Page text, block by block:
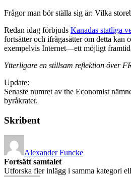
Frågor man bör ställa sig är: Vilka
Redan idag förbjuds Kanadas statliga
fortsätter och ifrågasätter om detta kan
exempelvis Internet—ett möjligt
Ytterligare en stillsam reflektion över
Update:
Senaste numret av the Economist
byråkrater.
Skribent
Alexander Funcke
Fortsätt samtalet
Utforska fler inlägg i samma kategori